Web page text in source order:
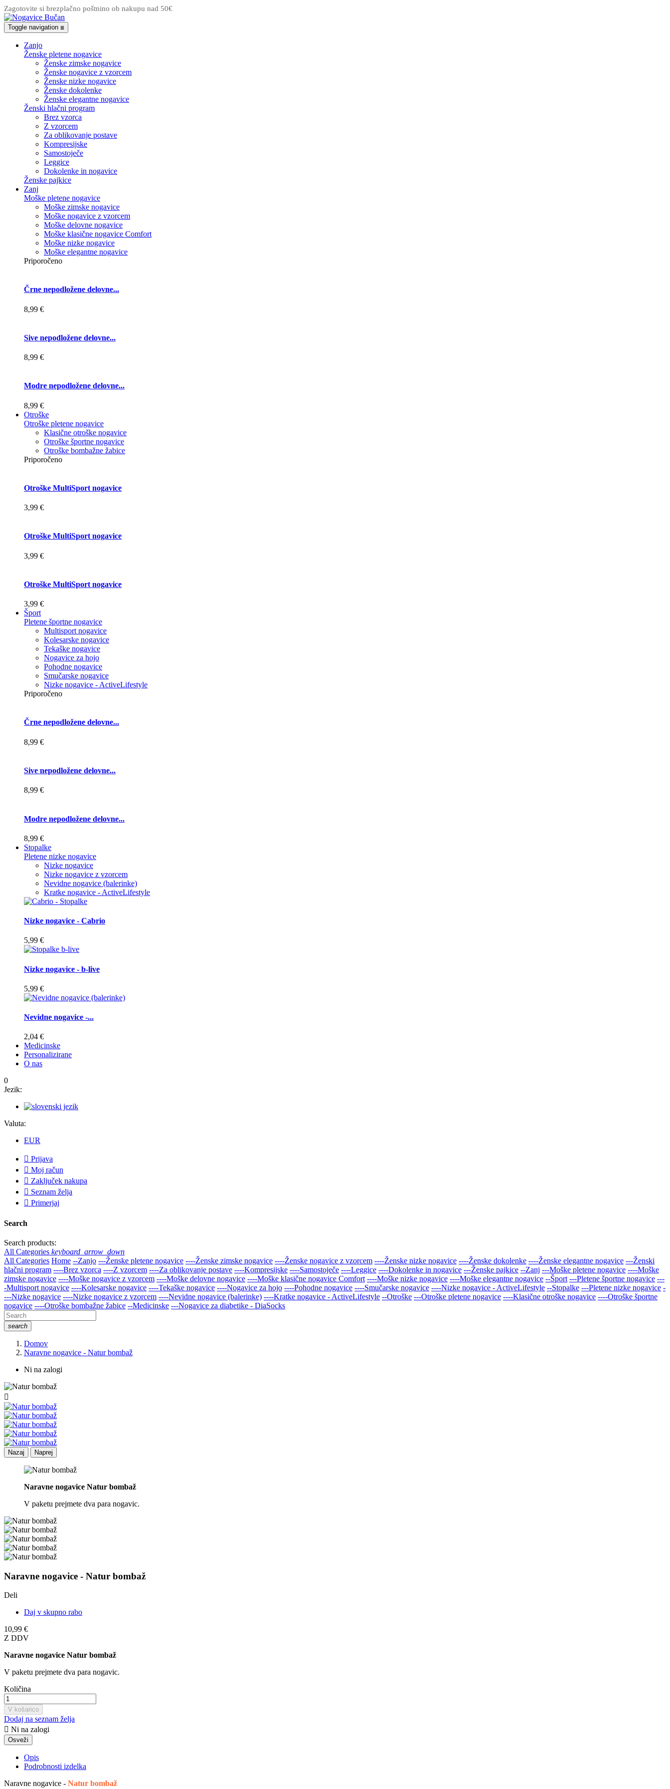
Zagotovite si brezplačno poštnino ob nakupu nad 50€
Toggle navigation ☰
Zanjo
Ženske pletene nogavice
Ženske zimske nogavice
Ženske nogavice z vzorcem
Ženske nizke nogavice
Ženske dokolenke
Ženske elegantne nogavice
Ženski hlačni program
Brez vzorca
Z vzorcem
Za oblikovanje postave
Kompresijske
Samostoječe
Leggice
Dokolenke in nogavice
Ženske pajkice
Zanj
Moške pletene nogavice
Moške zimske nogavice
Moške nogavice z vzorcem
Moške delovne nogavice
Moške klasične nogavice Comfort
Moške nizke nogavice
Moške elegantne nogavice
Priporočeno
Črne nepodložene delovne...
8,99 €
Sive nepodložene delovne...
8,99 €
Modre nepodložene delovne...
8,99 €
Otroške
Otroške pletene nogavice
Klasične otroške nogavice
Otroške športne nogavice
Otroške bombažne žabice
Priporočeno
Otroške MultiSport nogavice
3,99 €
Otroške MultiSport nogavice
3,99 €
Otroške MultiSport nogavice
3,99 €
Šport
Pletene športne nogavice
Multisport nogavice
Kolesarske nogavice
Tekaške nogavice
Nogavice za hojo
Pohodne nogavice
Smučarske nogavice
Nizke nogavice - ActiveLifestyle
Priporočeno
Črne nepodložene delovne...
8,99 €
Sive nepodložene delovne...
8,99 €
Modre nepodložene delovne...
8,99 €
Stopalke
Pletene nizke nogavice
Nizke nogavice
Nizke nogavice z vzorcem
Nevidne nogavice (balerinke)
Kratke nogavice - ActiveLifestyle
Nizke nogavice - Cabrio
5,99 €
Nizke nogavice - b-live
5,99 €
Nevidne nogavice -...
2,04 €
Medicinske
Personalizirane
O nas
0
Jezik:
Valuta:
EUR
 Prijava
 Moj račun
 Zaključek nakupa
 Seznam želja
 Primerjaj
Search
Search products:
All Categories keyboard_arrow_down
All Categories Home --Zanjo ---Ženske pletene nogavice ----Ženske zimske nogavice ----Ženske nogavice z vzorcem ----Ženske nizke nogavice ----Ženske dokolenke ----Ženske elegantne nogavice ---Ženski
hlačni program ----Brez vzorca ----Z vzorcem ----Za oblikovanje postave ----Kompresijske ----Samostoječe ----Leggice ----Dokolenke in nogavice ---Ženske pajkice --Zanj ---Moške pletene nogavice ----Moške
zimske nogavice ----Moške nogavice z vzorcem ----Moške delovne nogavice ----Moške klasične nogavice Comfort ----Moške nizke nogavice ----Moške elegantne nogavice --Šport ---Pletene športne nogavice ---
-Multisport nogavice ----Kolesarske nogavice ----Tekaške nogavice ----Nogavice za hojo ----Pohodne nogavice ----Smučarske nogavice ----Nizke nogavice - ActiveLifestyle --Stopalke ---Pletene nizke nogavice -
---Nizke nogavice ----Nizke nogavice z vzorcem ----Nevidne nogavice (balerinke) ----Kratke nogavice - ActiveLifestyle --Otroške ---Otroške pletene nogavice ----Klasične otroške nogavice ----Otroške športne
nogavice ----Otroške bombažne žabice --Medicinske ---Nogavice za diabetike - DiaSocks
search
Domov
Naravne nogavice - Natur bombaž
Ni na zalogi

Nazaj Naprej
Naravne nogavice Natur bombaž
V paketu prejmete dva para nogavic.
Naravne nogavice - Natur bombaž
Deli
Daj v skupno rabo
10,99 €
Z DDV
Naravne nogavice Natur bombaž
V paketu prejmete dva para nogavic.
Količina
V košarico
Dodaj na seznam želja
 Ni na zalogi
Opis
Podrobnosti izdelka
Naravne nogavice - Natur bombaž